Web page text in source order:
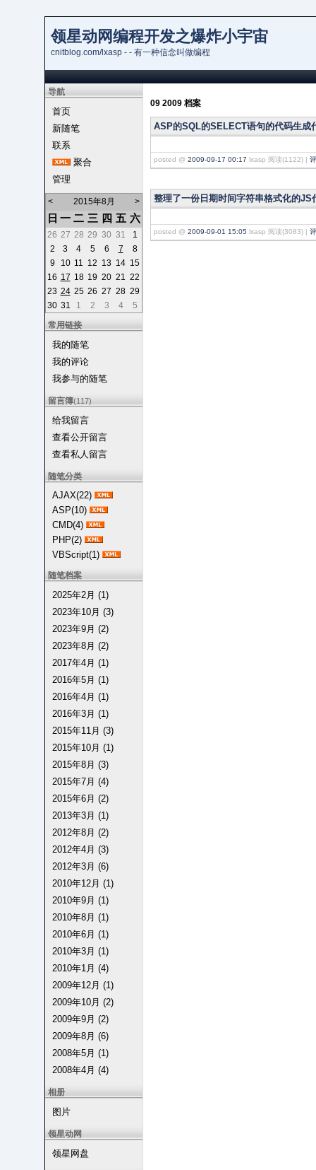
领星动网编程开发之爆炸小宇宙
cnitblog.com/lxasp - - 有一种信念叫做编程
导航
首页
新随笔
联系
聚合
管理
< 2015年8月 >
日 一 二 三 四 五 六
26 27 28 29 30 31
1
2
3 4 5 6 7
8
9
10 11 12 13 14 15
16 17 18 19 20 21 22
23 24 25 26 27 28 29
30 31 1 2 3 4
5
常用链接
我的随笔
我的评论
我参与的随笔
留言簿(117)
给我留言
查看公开留言
查看私人留言
随笔分类
AJAX(22)
ASP(10)
CMD(4)
PHP(2)
VBScript(1)
随笔档案
2025年2月 (1)
2023年10月 (3)
2023年9月 (2)
2023年8月 (2)
2017年4月 (1)
2016年5月 (1)
2016年4月 (1)
2016年3月 (1)
2015年11月 (3)
2015年10月 (1)
2015年8月 (3)
2015年7月 (4)
2015年6月 (2)
2013年3月 (1)
2012年8月 (2)
2012年4月 (3)
2012年3月 (6)
2010年12月 (1)
2010年9月 (1)
2010年8月 (1)
2010年6月 (1)
2010年3月 (1)
2010年1月 (4)
2009年12月 (1)
2009年10月 (2)
2009年9月 (2)
2009年8月 (6)
2008年5月 (1)
2008年4月 (4)
相册
图片
领星动网
领星网盘
09 2009 档案
ASP的SQL的SELECT语句的代码生成
posted @ 2009-09-17 00:17 lxasp 阅读(1122) |
整理了一份日期时间字符串格式化的JS
posted @ 2009-09-01 15:05 lxasp 阅读(3083) |